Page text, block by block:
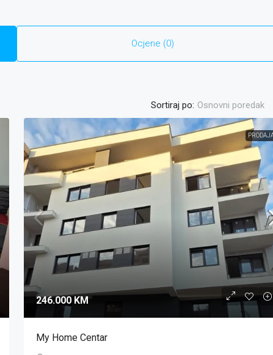
Ocjene (0)
Sortiraj po: Osnovni poredak
246.000 KM
My Home Centar